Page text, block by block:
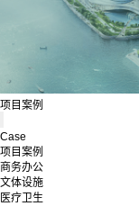
项目案例
Case
项目案例
商务办公
文体设施
医疗卫生